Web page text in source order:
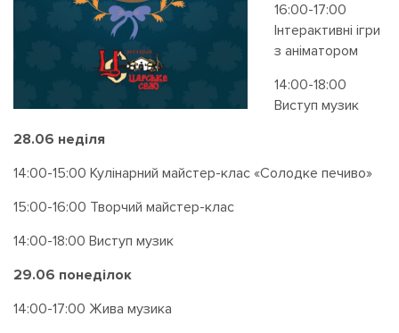
16:00-17:00
Інтерактивні ігри
з аніматором
14:00-18:00
Виступ музик
28.06 неділя
14:00-15:00 Кулінарний майстер-клас «Солодке печиво»
15:00-16:00 Творчий майстер-клас
14:00-18:00 Виступ музик
29.06 понеділок
14:00-17:00 Жива музика